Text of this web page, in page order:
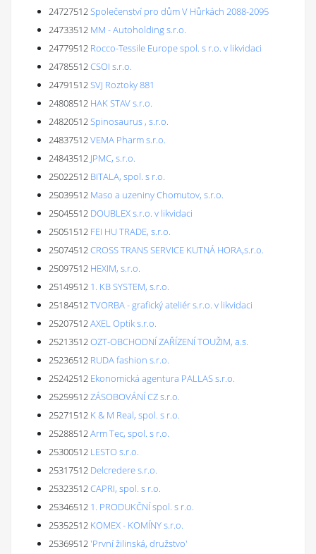
24727512Společenství pro dům V Hůrkách 2088-2095
24733512 MM - Autoholding s.r.o.
24779512 Rocco-Tessile Europe spol. s r.o. v likvidaci
24785512CSOI s.r.o.
24791512SVJ Roztoky 881
24808512 HAK STAV s.r.o.
24820512Spinosaurus , s.r.o.
24837512VEMA Pharm s.r.o.
24843512 JPMC, s.r.o.
25022512 BITALA, spol. s r.o.
25039512 Maso a uzeniny Chomutov, s.r.o.
25045512 DOUBLEX s.r.o. v likvidaci
25051512 FEI HU TRADE, s.r.o.
25074512CROSS TRANS SERVICE KUTNÁ HORA,s.r.o.
25097512 HEXIM, s.r.o.
25149512 1. KB SYSTEM, s.r.o.
25184512TVORBA - grafický ateliér s.r.o. v likvidaci
25207512AXEL Optik s.r.o.
25213512OZT-OBCHODNÍ ZAŘÍZENÍ TOUŽIM, a.s.
25236512 RUDA fashion s.r.o.
25242512 Ekonomická agentura PALLAS s.r.o.
25259512ZÁSOBOVÁNÍ CZ s.r.o.
25271512 K & M Real, spol. s r.o.
25288512Arm Tec, spol. s r.o.
25300512 LESTO s.r.o.
25317512 Delcredere s.r.o.
25323512CAPRI, spol. s r.o.
25346512 1. PRODUKČNÍ spol. s r.o.
25352512 KOMEX - KOMÍNY s.r.o.
25369512'První žilinská, družstvo'